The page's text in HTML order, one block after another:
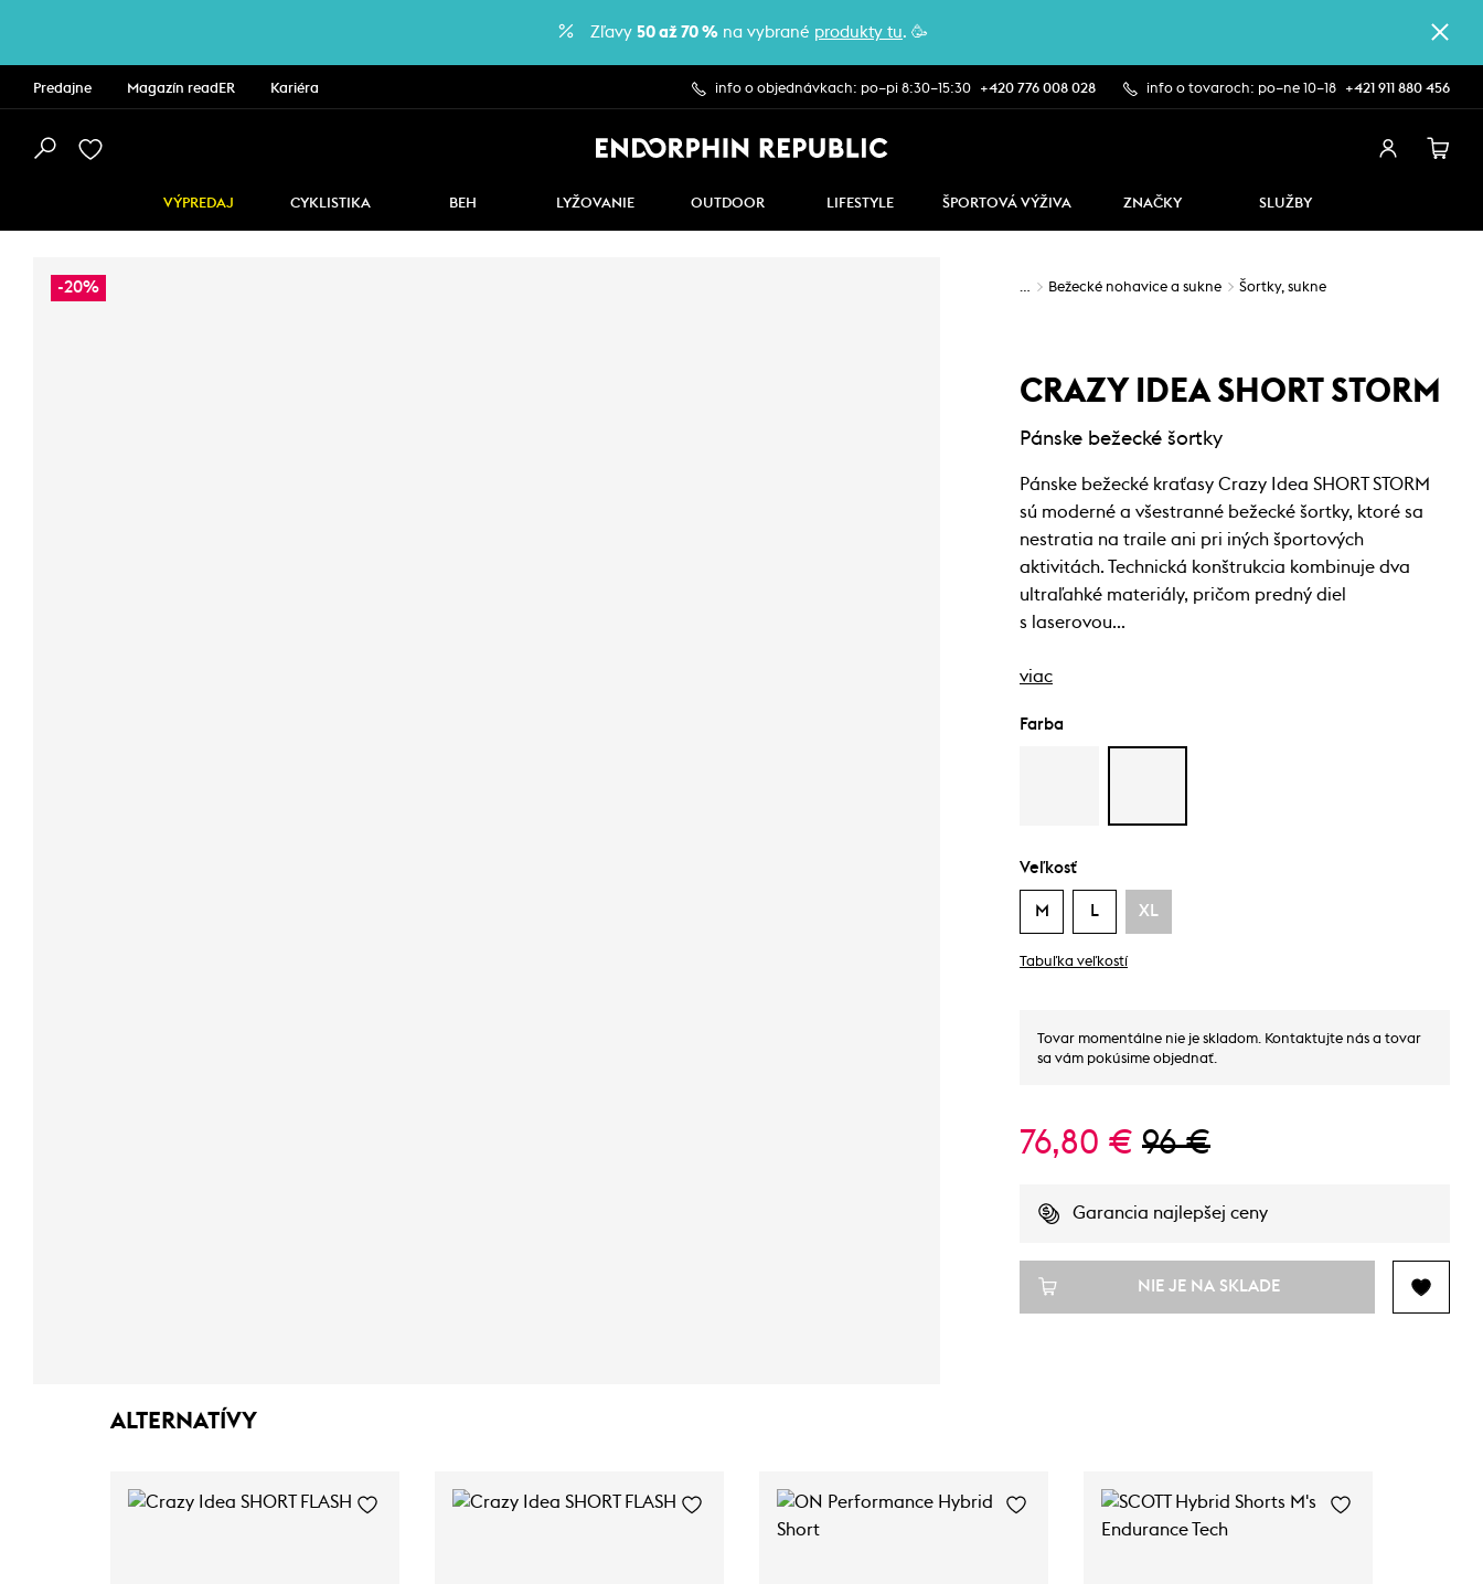
Zľavy 50 až 70 % na vybrané produkty tu. 🥳
Predajne Magazín readER Kariéra info o objednávkach: po–pi 8:30–15:30 +420 776 008 028 info o tovaroch: po–ne 10–18 +421 911 880 456
VÝPREDAJ CYKLISTIKA BEH LYŽOVANIE OUTDOOR LIFESTYLE ŠPORTOVÁ VÝŽIVA ZNAČKY SLUŽBY
-20% … Bežecké nohavice a sukne Šortky, sukne
CRAZY IDEA SHORT STORM
Pánske bežecké šortky
Pánske bežecké kraťasy Crazy Idea SHORT STORM
sú moderné a všestranné bežecké šortky, ktoré sa
nestratia na traile ani pri iných športových
aktivitách. Technická konštrukcia kombinuje dva
ultraľahké materiály, pričom predný diel
s laserovou…
viac
Farba
Veľkosť
M L XL
Tabuľka veľkostí
Tovar momentálne nie je skladom. Kontaktujte nás a tovar
sa vám pokúsime objednať.
76,80 € 96 €
Garancia najlepšej ceny
NIE JE NA SKLADE
ALTERNATÍVY